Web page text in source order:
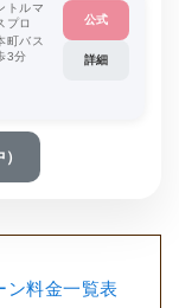
トルマ
プロ
町バス
3分
公式
詳細
料金一覧表